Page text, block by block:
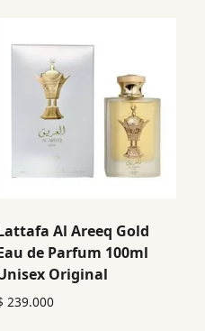
Al Areeq Gold
de Parfum 100ml
Original
239.000